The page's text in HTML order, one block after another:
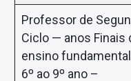
Professor de
Ciclo — anos Finais
ensino
6º ao 9º ano –